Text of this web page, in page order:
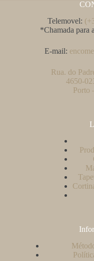
Telemovel:
*Chamada para
E-mail:
Rua. do
4650-
Porto